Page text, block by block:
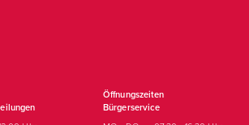
Öffnungszeiten
Bürgerservice